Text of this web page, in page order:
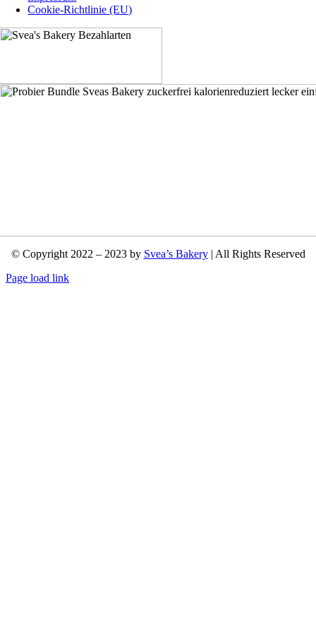
Cookie-Richtlinie (EU)
© Copyright 2022 – 2023 by Svea’s Bakery| All Rights Reserved
Page load link